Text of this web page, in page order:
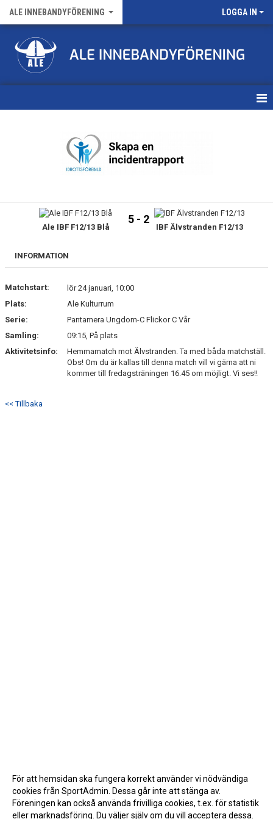
ALE INNEBANDYFÖRENING LOGGA IN
FÖRENINGENS MATCHER
NYHETSARKIV
MEDLEMSKAP
Ale IBF F12/13 Blå
5 - 2
IBF Älvstranden F12/13
INFORMATION
Matchstart:
lör 24 januari, 10:00
Plats:
Ale Kulturrum
Serie:
Pantamera Ungdom-C Flickor C Vår
Samling:
09:15, På plats
Aktivitetsinfo:
Hemmamatch mot Älvstranden. Ta med båda matchställ.
Obs! Om du är kallas till denna match vill vi gärna att ni
kommer till fredagsträningen 16.45 om möjligt. Vi ses!!
<< Tillbaka
För att hemsidan ska fungera korrekt använder vi nödvändiga
cookies från SportAdmin. Dessa går inte att stänga av.
Föreningen kan också använda frivilliga cookies, t.ex. för statistik
eller marknadsföring. Du väljer själv om du vill acceptera dessa.